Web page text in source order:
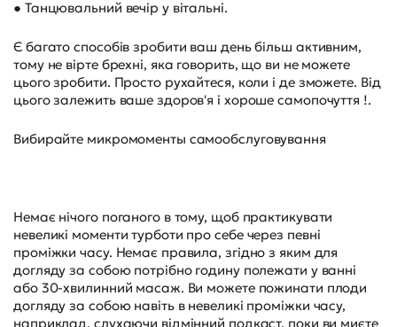
● Танцювальний вечір у вітальні.
Є багато способів зробити ваш день більш активним,
тому не вірте брехні, яка говорить, що ви не можете
цього зробити. Просто рухайтеся, коли і де зможете. Від
цього залежить ваше здоров'я і хороше самопочуття !.
Вибирайте микромоменты самообслуговування
Немає нічого поганого в тому, щоб практикувати
невеликі моменти турботи про себе через певні
проміжки часу. Немає правила, згідно з яким для
догляду за собою потрібно годину полежати у ванні
або 30-хвилинний масаж. Ви можете пожинати плоди
догляду за собою навіть в невеликі проміжки часу,
наприклад, слухаючи відмінний подкаст, поки ви миєте